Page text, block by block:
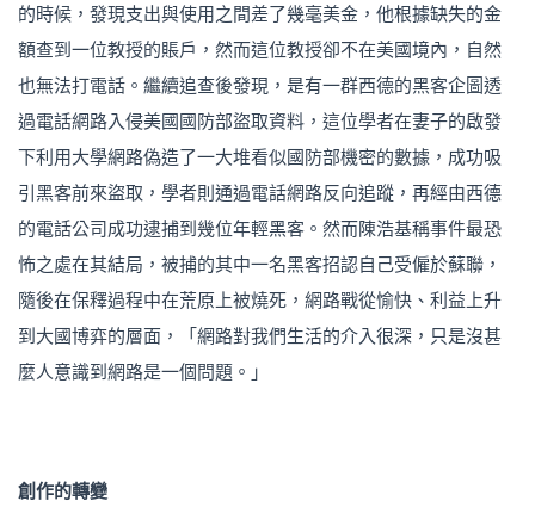
的時候，發現支出與使用之間差了幾毫美金，他根據缺失的金
額查到一位教授的賬戶，然而這位教授卻不在美國境內，自然
也無法打電話。繼續追查後發現，是有一群西德的黑客企圖透
過電話網路入侵美國國防部盜取資料，這位學者在妻子的啟發
下利用大學網路偽造了一大堆看似國防部機密的數據，成功吸
引黑客前來盜取，學者則通過電話網路反向追蹤，再經由西德
的電話公司成功逮捕到幾位年輕黑客。然而陳浩基稱事件最恐
怖之處在其結局，被捕的其中一名黑客招認自己受僱於蘇聯，
隨後在保釋過程中在荒原上被燒死，網路戰從愉快、利益上升
到大國博弈的層面，「網路對我們生活的介入很深，只是沒甚
麼人意識到網路是一個問題。」
創作的轉變